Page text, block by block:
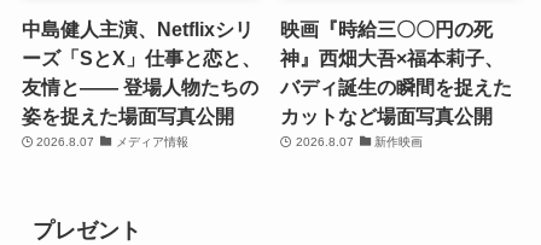
中島健人主演、Netflixシリ
ーズ「SとX」仕事と恋と、
友情と―― 登場人物たちの
姿を捉えた場面写真公開
2026.8.07 メディア情報
映画『時給三〇〇円の死
神』西畑大吾×福本莉子、
バディ誕生の瞬間を捉えた
カットなど場面写真公開
2026.8.07 新作映画
プレゼント